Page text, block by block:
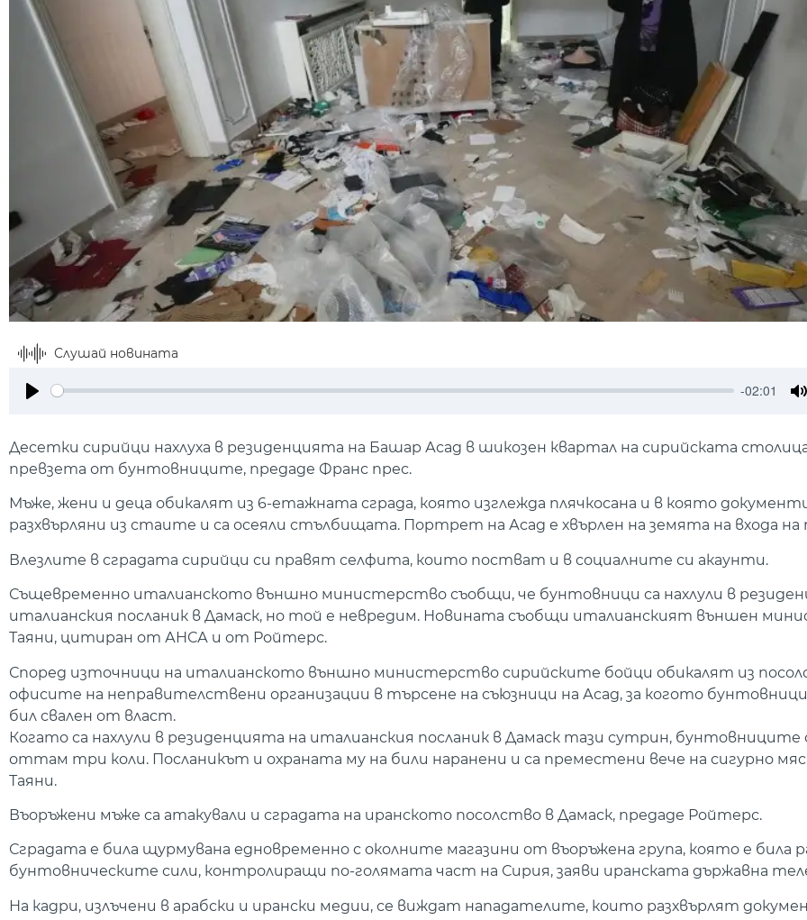
Слушай новината
-02:01
Десетки сирийци нахлуха в резиденцията на Башар Асад в шикозен квартал на сирийската
превзета от бунтовниците, предаде Франс прес.
Мъже, жени и деца обикалят из 6-етажната сграда, която изглежда плячкосана и в която
разхвърляни из стаите и са осеяли стълбищата. Портрет на Асад е хвърлен на земята на входа на
Влезлите в сградата сирийци си правят селфита, които постват и в социалните си акаунти.
Същевременно италианското външно министерство съобщи, че бунтовници са нахлули в
италианския посланик в Дамаск, но той е невредим. Новината съобщи италианският външен
Таяни, цитиран от АНСА и от Ройтерс.
Според източници на италианското външно министерство сирийските бойци обикалят из
офисите на неправителствени организации в търсене на съюзници на Асад, за когото
бил свален от власт.
Когато са нахлули в резиденцията на италианския посланик в Дамаск тази сутрин, бунтовниците
оттам три коли. Посланикът и охраната му на били наранени и са преместени вече на сигурно
Таяни.
Въоръжени мъже са атакували и сградата на иранското посолство в Дамаск, предаде Ройтерс.
Сградата е била щурмувана едновременно с околните магазини от въоръжена група, която е била
бунтовническите сили, контролиращи по-голямата част на Сирия, заяви иранската държавна
На кадри, излъчени в арабски и ирански медии, се виждат нападателите, които разхвърлят